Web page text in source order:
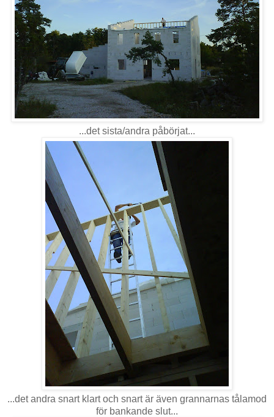
...det sista/andra påbörjat...
...det andra snart klart och snart är även grannarnas tålamod
för bankande slut...